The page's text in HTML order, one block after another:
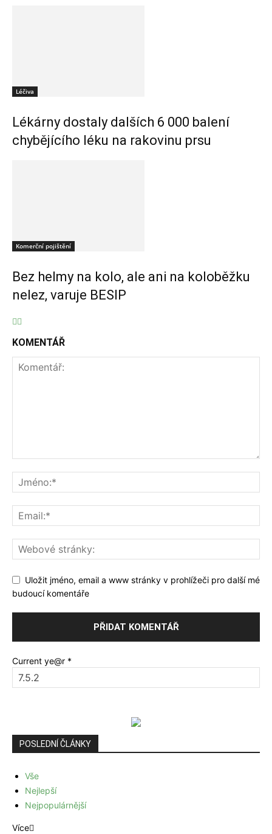
Léčiva
Lékárny dostaly dalších 6 000 balení
chybějícího léku na rakovinu prsu
Komerční pojištění
Bez helmy na kolo, ale ani na koloběžku
nelez, varuje BESIP
KOMENTÁŘ
Uložit jméno, email a www stránky v prohlížeči pro další mé
budoucí komentáře
Current ye@r *
POSLEDNÍ ČLÁNKY
Vše
Nejlepší
Nejpopulárnější
Více